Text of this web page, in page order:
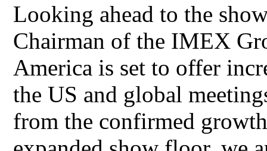
Looking ahead to the
Chairman of the IMEX
America is set to offer
the US and global
from the confirmed